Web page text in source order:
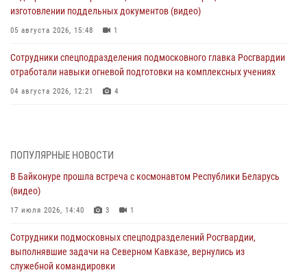
изготовлении поддельных документов (видео)
05 августа 2026, 15:48 1
Сотрудники спецподразделения подмосковного главка Росгвардии
отработали навыки огневой подготовки на комплексных учениях
04 августа 2026, 12:21 4
04 августа 2026, 12:15
Росгвардейцы пресекли кражу из супермаркета в Подмосковье
(видео)
03 августа 2026, 15:32
Росгвардейцы пресекли кражу сантехники, совершённую
«семейным подрядом» в Подмосковье (видео)
03 августа 2026, 15:08
ПОПУЛЯРНЫЕ НОВОСТИ
В Байконуре прошла встреча с космонавтом Республики Беларусь
(видео)
17 июля 2026, 14:40 3 1
Сотрудники подмосковных спецподразделений Росгвардии,
выполнявшие задачи на Северном Кавказе, вернулись из
служебной командировки